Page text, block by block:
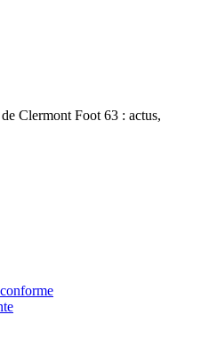
Clermont Foot 63 : actus,